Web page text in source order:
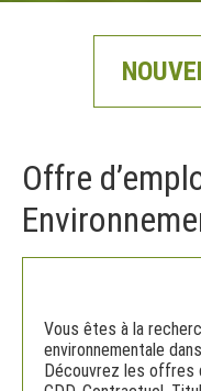
Offre
Vous êtes à la
environnementale
Découvrez les offres